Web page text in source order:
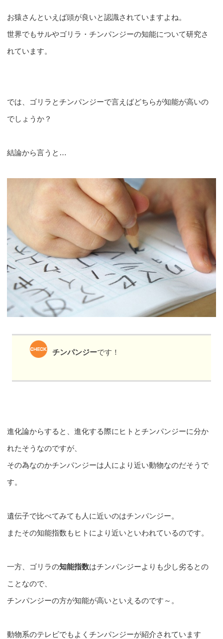
お猿さんといえば頭が良いと認識されていますよね。
世界でもサルやゴリラ・チンパンジーの知能について研究さ
れています。
では、ゴリラとチンパンジーで言えばどちらが知能が高いの
でしょうか？
結論から言うと…
チンパンジーです！
進化論からすると、進化する際にヒトとチンパンジーに分か
れたそうなのですが、
その為なのかチンパンジーは人により近い動物なのだそうで
す。
遺伝子で比べてみても人に近いのはチンパンジー。
またその知能指数もヒトにより近いといわれているのです。
一方、ゴリラの知能指数はチンパンジーよりも少し劣るとの
ことなので、
チンパンジーの方が知能が高いといえるのです～。
動物系のテレビでもよくチンパンジーが紹介されています